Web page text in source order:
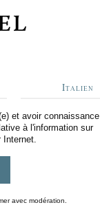
Italien
et avoir connaissance
à l'information sur
Internet.
avec modération.